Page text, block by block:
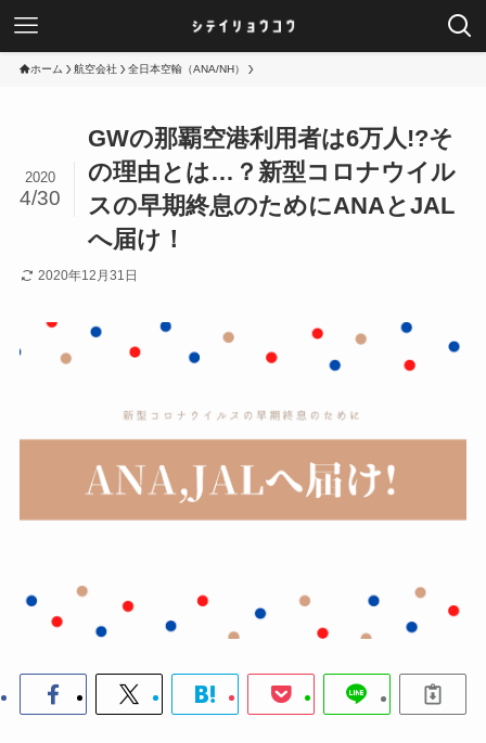
ホーム 航空会社 全日本空輸（ANA/NH）
GWの那覇空港利用者は6万人!?そ
の理由とは…？新型コロナウイル
スの早期終息のためにANAとJAL
へ届け！
2020
4/30
2020年12月31日